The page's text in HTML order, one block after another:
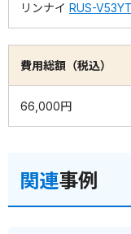
リンナイ RUS-
費用総額（税込）
66,000円
関連事例